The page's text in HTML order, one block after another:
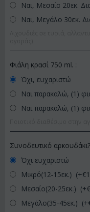
Ναι, Μεσαίο 20εκ.
Ναι, Μεγάλο 30εκ.
Φιάλη κρασί 750 ml. :
Όχι, ευχαριστώ
Ναι παρακαλώ, (1)
Ναι παρακαλώ, (1)
Συνοδευτικό αρκουδάκι?
Όχι ευχαριστώ
Μικρό(12-15εκ.) (+€
Μεσαίο(20-25εκ.) (+€
Μεγάλο(35-45εκ.)